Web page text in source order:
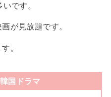
です。
が見放題です。
。
国ドラマ